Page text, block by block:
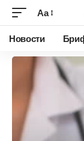
Аа
Новости